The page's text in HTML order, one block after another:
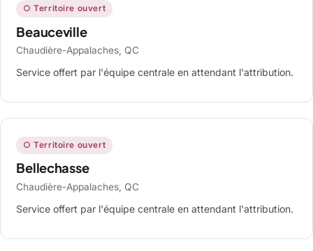
○ Territoire ouvert
Beauceville
Chaudière-Appalaches, QC
Service offert par l'équipe centrale en attendant l'attribution.
○ Territoire ouvert
Bellechasse
Chaudière-Appalaches, QC
Service offert par l'équipe centrale en attendant l'attribution.